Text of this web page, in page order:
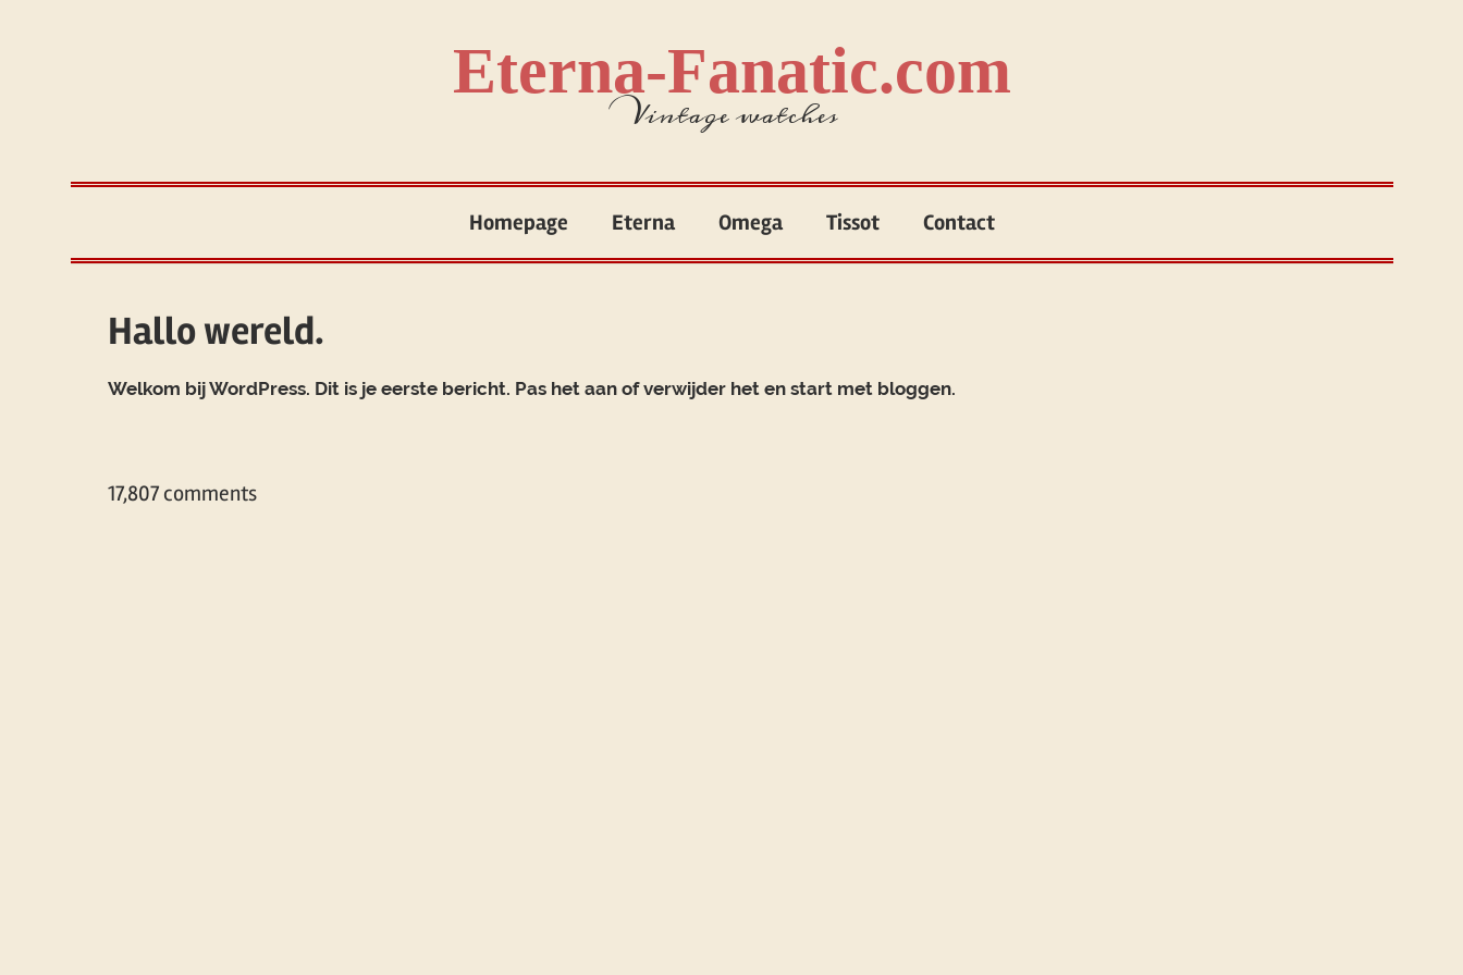
Eterna-Fanatic.com
Vintage watches
Homepage Eterna Omega Tissot Contact
Hallo wereld.
Welkom bij WordPress. Dit is je eerste bericht. Pas het aan of verwijder het en start met bloggen.
17,807 comments